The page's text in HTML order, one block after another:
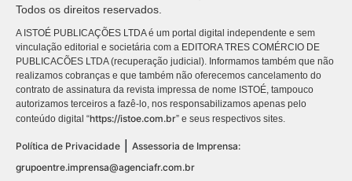
Todos os direitos reservados.
A ISTOÉ PUBLICAÇÕES LTDA é um portal digital independente e sem
vinculação editorial e societária com a EDITORA TRES COMÉRCIO DE
PUBLICACÕES LTDA (recuperação judicial). Informamos também que não
realizamos cobranças e que também não oferecemos cancelamento do
contrato de assinatura da revista impressa de nome ISTOÉ, tampouco
autorizamos terceiros a fazê-lo, nos responsabilizamos apenas pelo
conteúdo digital “https://istoe.com.br” e seus respectivos sites.
Política de Privacidade | Assessoria de Imprensa:
grupoentre.imprensa@agenciafr.com.br